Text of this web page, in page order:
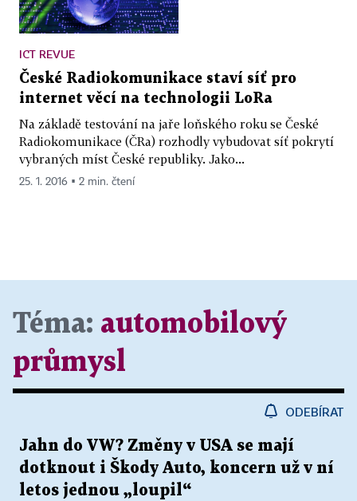
ICT REVUE
České Radiokomunikace staví síť pro
internet věcí na technologii LoRa
Na základě testování na jaře loňského roku se České
Radiokomunikace (ČRa) rozhodly vybudovat síť pokrytí
vybraných míst České republiky. Jako...
25. 1. 2016 ▪ 2 min. čtení
Téma: automobilový
průmysl
ODEBÍRAT
Jahn do VW? Změny v USA se mají
dotknout i Škody Auto, koncern už v ní
letos jednou „loupil“